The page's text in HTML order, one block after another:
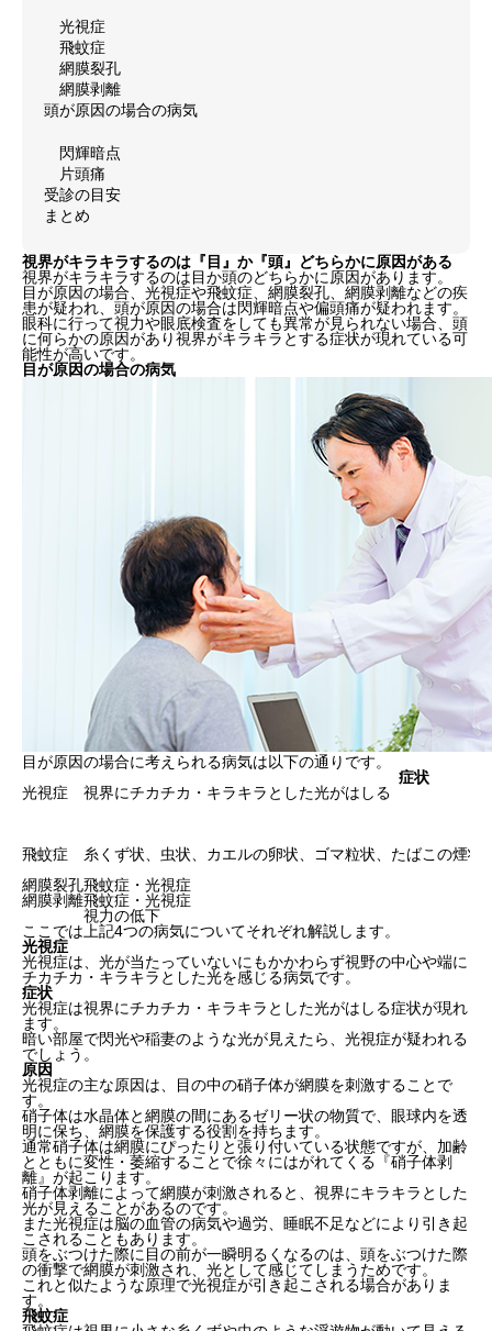
光視症
飛蚊症
網膜裂孔
網膜剥離
頭が原因の場合の病気
閃輝暗点
片頭痛
受診の目安
まとめ
視界がキラキラするのは『目』か『頭』どちらかに原因がある
視界がキラキラするのは目か頭のどちらかに原因があります。
目が原因の場合、光視症や飛蚊症、網膜裂孔、網膜剥離などの疾
患が疑われ、頭が原因の場合は閃輝暗点や偏頭痛が疑われます。
眼科に行って視力や眼底検査をしても異常が見られない場合、頭
に何らかの原因があり視界がキラキラとする症状が現れている可
能性が高いです。
目が原因の場合の病気
目が原因の場合に考えられる病気は以下の通りです。
症状
光視症
視界にチカチカ・キラキラとした光がはしる
飛蚊症
糸くず状、虫状、カエルの卵状、ゴマ粒状、たばこの煙
網膜裂孔飛蚊症・光視症
網膜剥離飛蚊症・光視症
視力の低下
ここでは上記4つの病気についてそれぞれ解説します。
光視症
光視症は、光が当たっていないにもかかわらず視野の中心や端に
チカチカ・キラキラとした光を感じる病気です。
症状
光視症は視界にチカチカ・キラキラとした光がはしる症状が現れ
ます。
暗い部屋で閃光や稲妻のような光が見えたら、光視症が疑われる
でしょう。
原因
光視症の主な原因は、
目の中の硝子体が網膜を刺激すること で
す。
硝子体は水晶体と網膜の間にあるゼリー状の物質で、眼球内を透
明に保ち、網膜を保護する役割を持ちます。
通常硝子体は網膜にぴったりと張り付いている状態ですが、加齢
とともに変性・萎縮することで徐々にはがれてくる『硝子体剥
離』が起こります。
硝子体剥離によって網膜が刺激されると、視界にキラキラとした
光が見えることがあるのです。
また光視症は脳の血管の病気や過労、睡眠不足などにより引き起
こされることもあります。
頭をぶつけた際に目の前が一瞬明るくなるのは、頭をぶつけた際
の衝撃で網膜が刺激され、光として感じてしまうためです。
これと似たような原理で光視症が引き起こされる場合がありま
す。
飛蚊症